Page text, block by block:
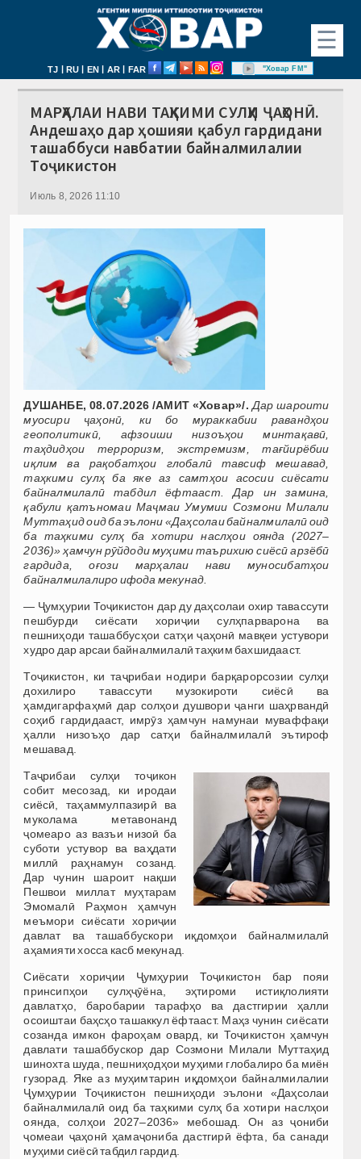
☰
TJ | RU | EN | AR | FAR "Ховар FM"
МАРҲАЛАИ НАВИ ТАҲКИМИ СУЛҲИ ҶАҲОНӢ.
Андешаҳо дар ҳошияи қабул гардидани
ташаббуси навбатии байналмилалии
Тоҷикистон
Июль 8, 2026 11:10
ДУШАНБЕ, 08.07.2026 /АМИТ «Ховар»/. Дар шароити
муосири ҷаҳонӣ, ки бо мураккабии равандҳои
геополитикӣ, афзоиши низоъҳои минтақавӣ,
таҳдидҳои терроризм, экстремизм, тағйирёбии
иқлим ва рақобатҳои глобалӣ тавсиф мешавад,
таҳкими сулҳ ба яке аз самтҳои асосии сиёсати
байналмилалӣ табдил ёфтааст. Дар ин замина,
қабули қатъномаи Маҷмаи Умумии Созмони Милали
Муттаҳид оид ба эълони «Даҳсолаи байналмилалӣ оид
ба таҳкими сулҳ ба хотири наслҳои оянда (2027–
2036)» ҳамчун рӯйдоди муҳими таърихию сиёсӣ арзёбӣ
гардида, оғози марҳалаи нави муносибатҳои
байналмилалиро ифода мекунад.
— Ҷумҳурии Тоҷикистон дар ду даҳсолаи охир тавассути
пешбурди сиёсати хориҷии сулҳпарварона ва
пешниҳоди ташаббусҳои сатҳи ҷаҳонӣ мавқеи устувори
худро дар арсаи байналмилалӣ таҳким бахшидааст.
Тоҷикистон, ки таҷрибаи нодири барқарорсозии сулҳи
дохилиро тавассути музокироти сиёсӣ ва
ҳамдигарфаҳмӣ дар солҳои душвори ҷанги шаҳрвандӣ
соҳиб гардидааст, имрӯз ҳамчун намунаи муваффақи
ҳалли низоъҳо дар сатҳи байналмилалӣ эътироф
мешавад.
Таҷрибаи сулҳи тоҷикон
собит месозад, ки иродаи
сиёсӣ, таҳаммулпазирӣ ва
муколама метавонанд
ҷомеаро аз вазъи низоӣ ба
суботи устувор ва ваҳдати
миллӣ раҳнамун созанд.
Дар чунин шароит нақши
Пешвои миллат муҳтарам
Эмомалӣ Раҳмон ҳамчун
меъмори сиёсати хориҷии
давлат ва ташаббускори иқдомҳои байналмилалӣ
аҳамияти хосса касб мекунад.
Сиёсати хориҷии Ҷумҳурии Тоҷикистон бар пояи
принсипҳои сулҳҷӯёна, эҳтироми истиқлолияти
давлатҳо, баробарии тарафҳо ва дастгирии ҳалли
осоиштаи баҳсҳо ташаккул ёфтааст. Маҳз чунин сиёсати
созанда имкон фароҳам овард, ки Тоҷикистон ҳамчун
давлати ташаббускор дар Созмони Милали Муттаҳид
шинохта шуда, пешниҳодҳои муҳими глобалиро ба миён
гузорад. Яке аз муҳимтарин иқдомҳои байналмилалии
Ҷумҳурии Тоҷикистон пешниҳоди эълони «Даҳсолаи
байналмилалӣ оид ба таҳкими сулҳ ба хотири наслҳои
оянда, солҳои 2027–2036» мебошад. Он аз ҷониби
ҷомеаи ҷаҳонӣ ҳамаҷониба дастгирӣ ёфта, ба санади
муҳими сиёсӣ табдил гардид.